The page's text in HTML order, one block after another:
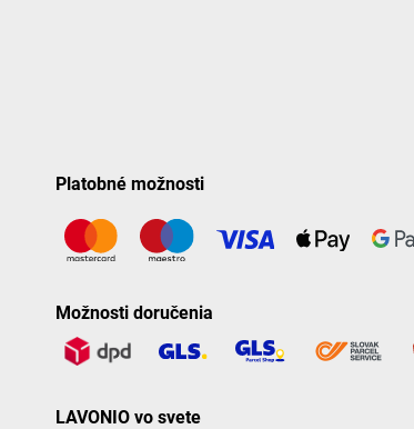
Platobné možnosti
Možnosti doručenia
LAVONIO vo svete